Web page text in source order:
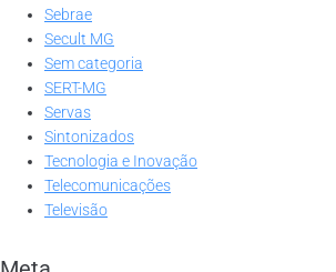
Sebrae
Secult MG
Sem categoria
SERT-MG
Servas
Sintonizados
Tecnologia e Inovação
Telecomunicações
Televisão